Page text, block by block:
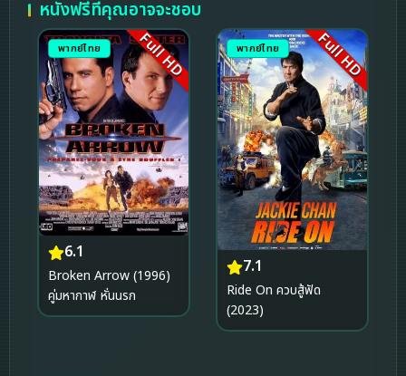
หนังฟรีที่คุณอาจจะชอบ
พากย์ไทย Full HD
6.1
Broken Arrow (1996)
คู่มหากาฬ หั่นนรก
พากย์ไทย Full HD
7.1
Ride On ควบสู้ฟัด
(2023)